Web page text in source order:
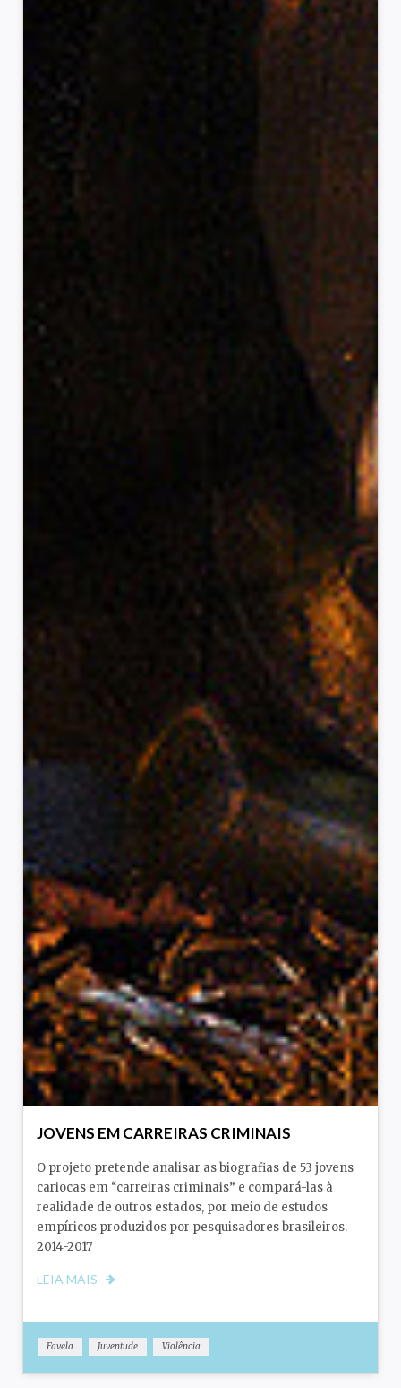
JOVENS EM CARREIRAS CRIMINAIS
O projeto pretende analisar as biografias de 53 jovens
cariocas em “carreiras criminais” e compará-las à
realidade de outros estados, por meio de estudos
empíricos produzidos por pesquisadores brasileiros.
2014-2017
LEIA MAIS
Favela Juventude Violência